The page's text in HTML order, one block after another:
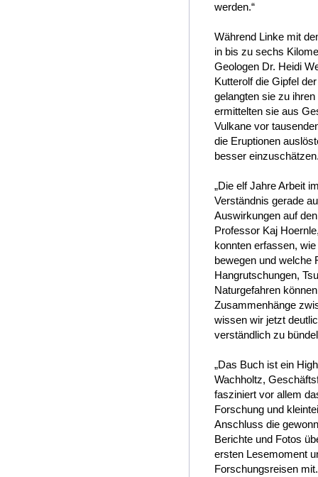
werden.“
Während Linke mit
in bis zu sechs
Geologen Dr. Heidi
Kutterolf die Gipfel
gelangten sie zu
ermittelten sie aus
Vulkane vor
die Eruptionen
besser
„Die elf Jahre Arbeit
Verständnis gerade
Auswirkungen auf
Professor Kaj
konnten erfassen,
bewegen und welche
Hangrutschungen,
Naturgefahren
Zusammenhänge
wissen wir jetzt
verständlich zu
„Das Buch ist ein
Wachholtz,
fasziniert vor allem
Forschung und
Anschluss die
Berichte und Fotos
ersten Lesemoment
Forschungsreisen